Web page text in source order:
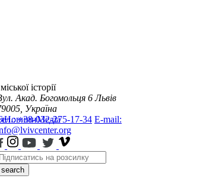
НовиниМедіа
історії
Акад. Богомольця 6 Львів
Україна
+38-032-275-17-34 E-mail:
search